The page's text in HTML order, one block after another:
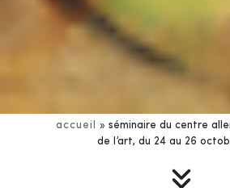
accueil » séminaire du centre
de l’art, du 24 au 26